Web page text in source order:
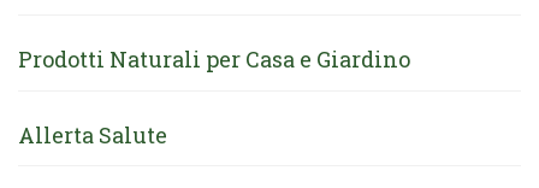
Prodotti Naturali per Casa e Giardino
Allerta Salute